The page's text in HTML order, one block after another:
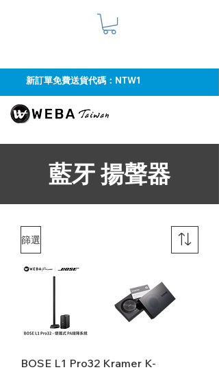
新訂單免費送貨代碼：NTW1
藍牙 揚聲器
篩選
BOSE L1 Pro32 Kramer K-